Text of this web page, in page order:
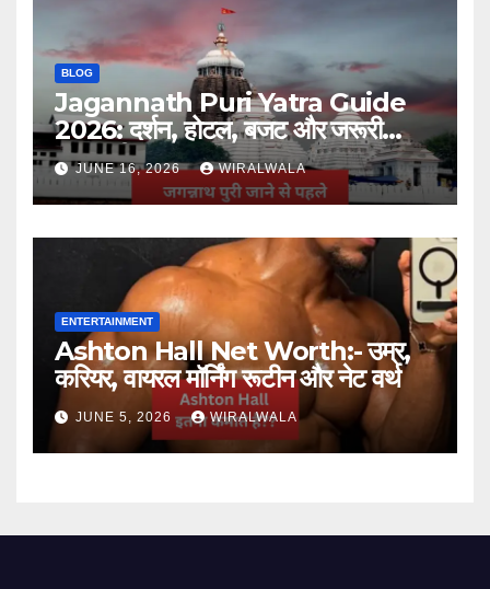
BLOG
Jagannath Puri Yatra Guide
2026: दर्शन, होटल, बजट और जरूरी
जानकारी
JUNE 16, 2026 WIRALWALA
ENTERTAINMENT
Ashton Hall Net Worth:- उम्र,
करियर, वायरल मॉर्निंग रूटीन और नेट वर्थ
JUNE 5, 2026 WIRALWALA